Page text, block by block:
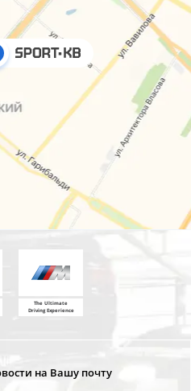
The Ultimate
Driving Experience
на Вашу почту